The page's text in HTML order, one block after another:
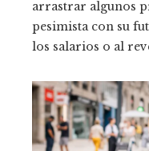
arrastrar algunos
pesimista con su
los salarios o al